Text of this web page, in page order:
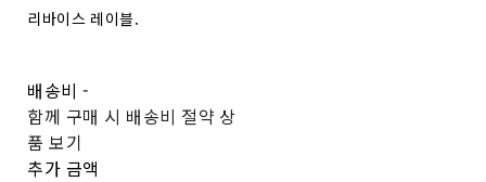
리바이스 레이블.
배송비-
함께 구매 시 배송비 절약 상
품 보기
추가 금액